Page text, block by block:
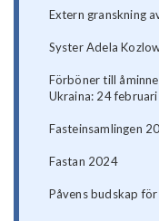
Extern granskning
Syster Adela
Förböner till
Ukraina: 24
Fasteinsamlingen
Fastan 2024
Påvens budskap